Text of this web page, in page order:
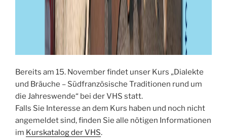
Bereits am 15. November findet unser Kurs „Dialekte
und Bräuche – Südfranzösische Traditionen rund um
die Jahreswende“ bei der VHS statt.
Falls Sie Interesse an dem Kurs haben und noch nicht
angemeldet sind, finden Sie alle nötigen Informationen
im Kurskatalog der VHS.